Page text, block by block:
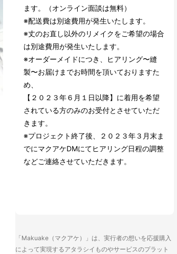
ます。（オンライン面談は無料）
※配送費は別途費用が発生いたします。
※丈のお直し以外のリメイクをご希望の場合
は別途費用が発生いたします。
※オーダーメイドにつき、ヒアリング〜縫
製〜お届けまでお時間を頂いておりますた
め、
【２０２３年６月１日以降】に着用を希望
されている方のみのお受付とさせていただ
きます。
※プロジェクト終了後、２０２３年３月末ま
でにマクアケDMにてヒアリング日程の調整
などご連絡させていただきます。
「Makuake（マクアケ）」は、実行者の想いを応援購入
によって実現するアタラシイものやサービスのプラット